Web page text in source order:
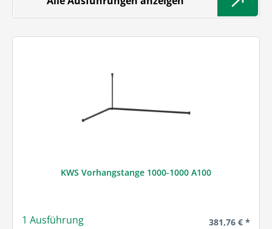
KWS Vorhangstange 1000-1000 A100
1 Ausführung Regulärer
381,76 € *